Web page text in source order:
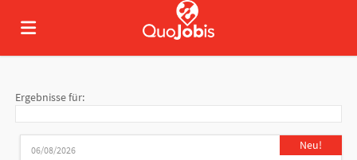
Stellen
Ergebnisse für:
06/08/2026 Neu!